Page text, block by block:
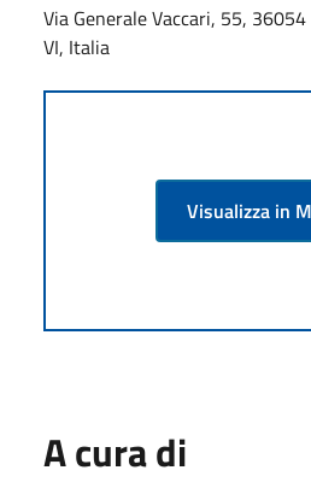
Via Generale Vaccari, 55,
VI, Italia
Visualizza in
A cura di